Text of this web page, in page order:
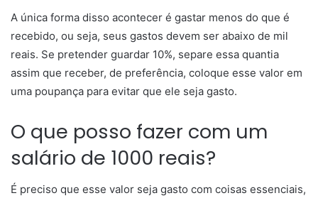
A única forma disso acontecer é gastar menos do que é
recebido, ou seja, seus gastos devem ser abaixo de mil
reais. Se pretender guardar 10%, separe essa quantia
assim que receber, de preferência, coloque esse valor em
uma poupança para evitar que ele seja gasto.
O que posso fazer com um
salário de 1000 reais?
É preciso que esse valor seja gasto com coisas essenciais,